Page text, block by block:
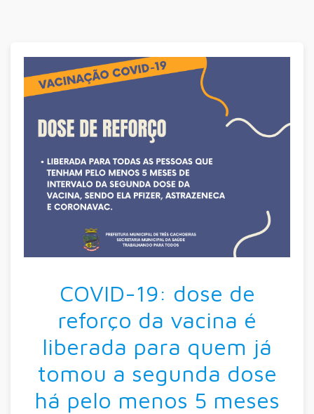
COVID-19: dose de
reforço da vacina é
liberada para quem já
tomou a segunda dose
há pelo menos 5 meses